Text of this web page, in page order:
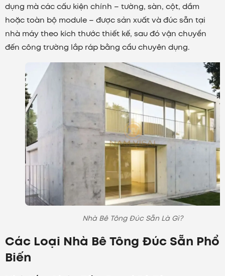
dụng mà các cấu kiện chính – tường, sàn, cột, dầm
hoặc toàn bộ module – được sản xuất và đúc sẵn tại
nhà máy theo kích thước thiết kế, sau đó vận chuyển
đến công trường lắp ráp bằng cẩu chuyên dụng.
Nhà Bê Tông Đúc Sẵn Là Gì?
Các Loại Nhà Bê Tông Đúc Sẵn Phổ
Biến